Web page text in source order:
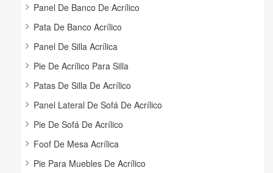
Panel De Banco De Acrílico
Pata De Banco Acrílico
Panel De Silla Acrílica
Pie De Acrílico Para Silla
Patas De Silla De Acrílico
Panel Lateral De Sofá De Acrílico
Pie De Sofá De Acrílico
Foof De Mesa Acrílica
Pie Para Muebles De Acrílico